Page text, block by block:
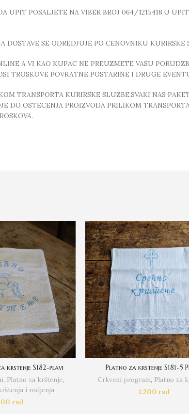
UPIT POSALJETE NA VIBER BROJ 064/1215418.U
SE ODREDJUJE PO CENOVNIKU KURIRSKE
A VI KAO KUPAC NE PREUZMETE VASU
TROSKOVE POVRATNE POSTARINE I DRUGE
TRANSPORTA KURIRSKE SLUZBE.SVAKI NAS
DO OSTECENJA PROIZVODA PRILIKOM
krstenje S182-plavi
, Platno za krštenje,
i rodjenja
rsd
Platno za krstenje S181-5
Crkveni program, Platno za
1.200 rsd